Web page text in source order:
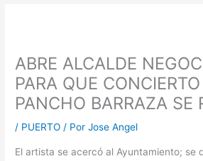
ABRE ALCALDE
PARA QUE
PANCHO BARRAZA SE
/ PUERTO / PorJose Angel
El artista se acercó al Ayuntamiento; se